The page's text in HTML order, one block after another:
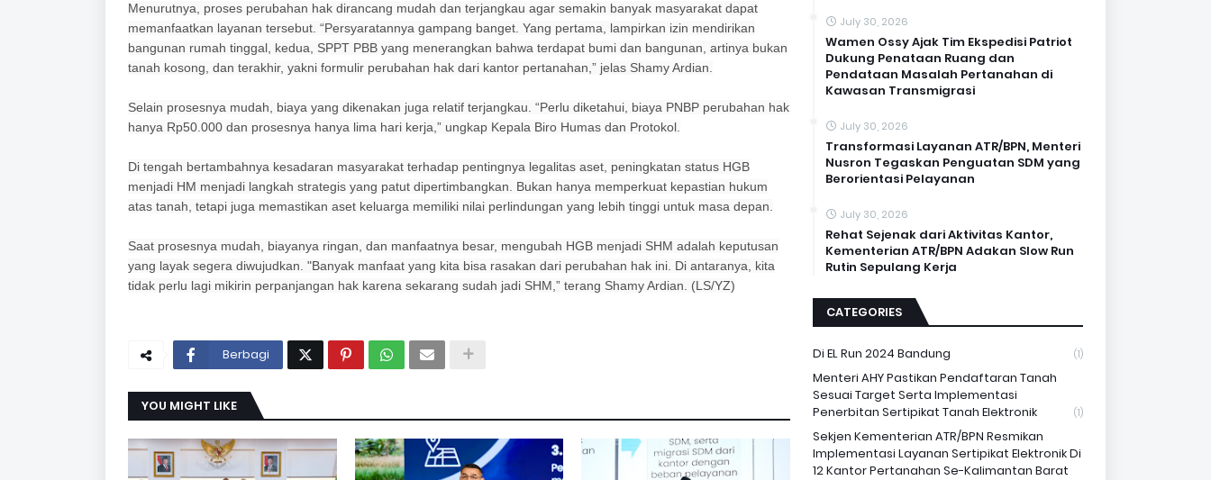
Menurutnya, proses perubahan hak dirancang mudah dan terjangkau agar semakin banyak masyarakat dapat
memanfaatkan layanan tersebut. “Persyaratannya gampang banget. Yang pertama, lampirkan izin mendirikan
bangunan rumah tinggal, kedua, SPPT PBB yang menerangkan bahwa terdapat bumi dan bangunan, artinya bukan
tanah kosong, dan terakhir, yakni formulir perubahan hak dari kantor pertanahan,” jelas Shamy Ardian.
Selain prosesnya mudah, biaya yang dikenakan juga relatif terjangkau. “Perlu diketahui, biaya PNBP perubahan hak
hanya Rp50.000 dan prosesnya hanya lima hari kerja,” ungkap Kepala Biro Humas dan Protokol.
Di tengah bertambahnya kesadaran masyarakat terhadap pentingnya legalitas aset, peningkatan status HGB
menjadi HM menjadi langkah strategis yang patut dipertimbangkan. Bukan hanya memperkuat kepastian hukum
atas tanah, tetapi juga memastikan aset keluarga memiliki nilai perlindungan yang lebih tinggi untuk masa depan.
Saat prosesnya mudah, biayanya ringan, dan manfaatnya besar, mengubah HGB menjadi SHM adalah keputusan
yang layak segera diwujudkan. "Banyak manfaat yang kita bisa rasakan dari perubahan hak ini. Di antaranya, kita
tidak perlu lagi mikirin perpanjangan hak karena sekarang sudah jadi SHM,” terang Shamy Ardian. (LS/YZ)
Berbagi
YOU MIGHT LIKE
July 30, 2026
Wamen Ossy Ajak Tim Ekspedisi Patriot
Dukung Penataan Ruang dan
Pendataan Masalah Pertanahan di
Kawasan Transmigrasi
July 30, 2026
Transformasi Layanan ATR/BPN, Menteri
Nusron Tegaskan Penguatan SDM yang
Berorientasi Pelayanan
July 30, 2026
Rehat Sejenak dari Aktivitas Kantor,
Kementerian ATR/BPN Adakan Slow Run
Rutin Sepulang Kerja
CATEGORIES
Di EL Run 2024 Bandung (1)
Menteri AHY Pastikan Pendaftaran Tanah
Sesuai Target Serta Implementasi
Penerbitan Sertipikat Tanah Elektronik
(1)
Sekjen Kementerian ATR/BPN Resmikan
Implementasi Layanan Sertipikat Elektronik Di
12 Kantor Pertanahan Se-Kalimantan Barat